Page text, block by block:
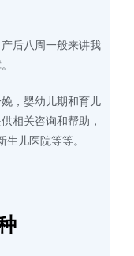
后八周一般来讲我
，婴幼儿期和育儿
相关咨询和帮助，
儿医院等等。